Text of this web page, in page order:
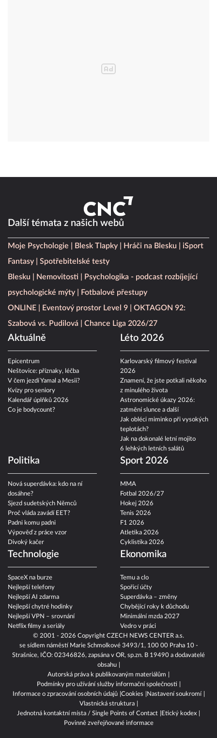
© 2001 - 2026 Copyright CZECH NEWS CENTER a.s.
se sídlem náměstí Marie Schmolkové 3493/1, 100 00 Praha 10 -
Strašnice, IČO: 02346826, zapsána v OR, sp.zn. B 19490 a dodavatelé
obsahu
Autorská práva k publikovaným materiálům
Podmínky pro užívání služby informační společnosti
Informace o zpracování osobních údajů Cookies
Nastavení soukromí
Vlastnická struktura
Jednotná kontaktní místa / Single Points of Contact
Etický kodex
Povinně zveřejňované informace
Další témata z našich webů
Moje Psychologie Blesk Tlapky Hráči na Blesku
iSport
Fantasy
Spotřebitelské testy
Blesku
Nemovitosti
Psychologika - podcast rozbíjející
psychologické mýty
Fotbalové přestupy
ONLINE
Eventový prostor Level 9
OKTAGON 92:
Szabová vs. Pudilová
Chance Liga 2026/27
Aktuálně
Epicentrum
Neštovice: příznaky, léčba
V čem jezdí Yamal a Mesii?
Kvízy pro seniory
Kalendář úplňků 2026
Co je bodycount?
Léto 2026
Karlovarský filmový festival
2026
Znamení, že jste potkali někoho
z minulého života
Astronomické úkazy 2026:
zatmění slunce a další
Jak obléci miminko při vysokých
teplotách?
Jak na dokonalé letní mojito
6 lehkých letních salátů
Politika
Nová superdávka: kdo na ní
dosáhne?
Sjezd sudetských Němců
Proč vláda zavádí EET?
Padni komu padni
Výpověď z práce vzor
Divoký kačer
Sport 2026
MMA
Fotbal 2026/27
Hokej 2026
Tenis 2026
F1 2026
Atletika 2026
Cyklistika 2026
Technologie
SpaceX na burze
Nejlepší telefony
Nejlepší AI zdarma
Nejlepší chytré hodinky
Nejlepší VPN – srovnání
Netflix filmy a seriály
Ekonomika
Temu a clo
Spořicí účty
Superdávka – změny
Chybějící roky k důchodu
Minimální mzda 2027
Vedro v práci